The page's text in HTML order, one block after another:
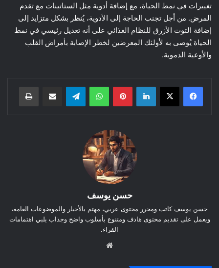
تغييرات في نمط الحياة، مع إضافة أدوية مثل الستاتينات مع تقدم
المرض. من أجل تجنب الحاجة إلى الأدوية، يُنظر بشكل متزايد إلى
إضافة التوت الأزرق للنظام الغذائي على أنه تعديل رئيسي في نمط
الحياة يُوصى به لأولئك المعرضين لخطر الإصابة بأمراض القلب
والأوعية الدموية.
لينكدإن بينتيريست واتساب
حسن يوسف
حسن يوسف كاتب ومحرر محتوى عربي، مهتم بالأخبار والموضوعات العامة،
ويعمل على تقديم محتوى هادف ومتنوع بأسلوب واضح وجذاب يلبي اهتمامات
القراء.